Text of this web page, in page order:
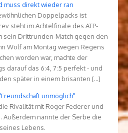
muss direkt wieder ran
Doppelpacks ist
steht im Achtelfinale des ATP-
sein Drittrunden-Match gegen den
Wolf am Montag wegen Regens
worden war, machte der
darauf das 6:4, 7:5 perfekt - und
später in einem brisanten […]
unmöglich"
Rivalität mit Roger Federer und
Außerdem nannte der Serbe die
Lebens.